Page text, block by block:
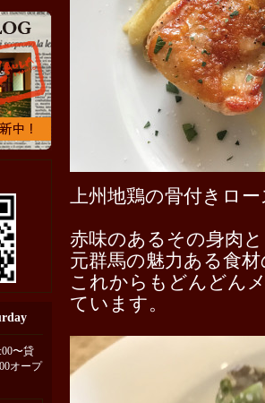
上州地鶏の骨付きロ
赤味のあるその身肉
元群馬の魅力ある食
これからもどんどん
ています。
〜貸
オープ